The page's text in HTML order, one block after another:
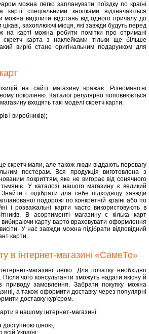
можна легко запланувати поїздку по країні
спеціальними кнопками відзначаються
можна виділити відстань від одного причалу до
захоплюючі місця, які завжди будуть перед
на карті можна робити помітки про отримані
карта з наклейками тільки ще більше
виріб стане оригінальним подарунком для
на сайті магазину вражає. Різноманітні
поколінню. Каталог регулярно поповнюється
входять такі моделі скретч карти:
і виробників);
скретч мапи, але також люди віддають перевагу
постерам. Вся продукція виготовлена з
покриттям, яке не вигорає від сонячного
У каталозі нашого магазину є великий
і підібрати для себе підходящу завжди
подорожі по конкретній країні або по
і розважальні карти часто використовують в
В асортименті магазину є кілька карт
карту варто враховувати оформлення
У нас завжди можна підібрати відповідний
карти.
в інтернет-магазині «СамеТо»
магазині легко. Для початку необхідно
чого консультанти зможуть надати якісну й
з приводу замовлення. Забрати покупку можна
а також оформити доставку через популярні
доставку кур'єром.
в нашому інтернет-магазині:
доступною ціною;